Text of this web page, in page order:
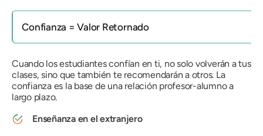
Confianza = Valor Retornado
Cuando los estudiantes confían en ti, no solo volverán a tus
clases, sino que también te recomendarán a otros. La
confianza es la base de una relación profesor-alumno a
largo plazo.
Enseñanza en el extranjero